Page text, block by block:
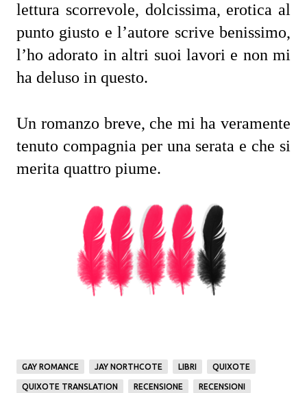
lettura scorrevole, dolcissima, erotica al
punto giusto e l’autore scrive benissimo,
l’ho adorato in altri suoi lavori e non mi
ha deluso in questo.
Un romanzo breve, che mi ha veramente
tenuto compagnia per una serata e che si
merita quattro piume.
GAY ROMANCE JAY NORTHCOTE LIBRI QUIXOTE
QUIXOTE TRANSLATION RECENSIONE RECENSIONI